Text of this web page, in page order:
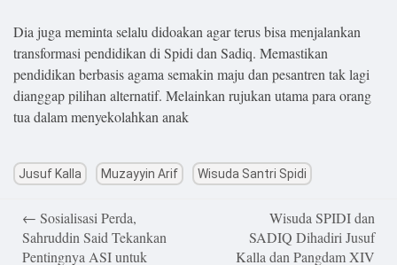
Dia juga meminta selalu didoakan agar terus bisa menjalankan
transformasi pendidikan di Spidi dan Sadiq. Memastikan
pendidikan berbasis agama semakin maju dan pesantren tak lagi
dianggap pilihan alternatif. Melainkan rujukan utama para orang
tua dalam menyekolahkan anak
Jusuf Kalla Muzayyin Arif Wisuda Santri Spidi
navigation
← Sosialisasi Perda,
Sahruddin Said Tekankan
Pentingnya ASI untuk
Wisuda SPIDI dan
SADIQ Dihadiri Jusuf
Kalla dan Pangdam XIV